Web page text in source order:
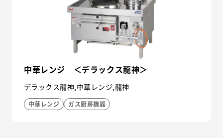
中華レンジ ＜デラックス龍神＞
デラックス龍神,中華レンジ,龍神
中華レンジ ガス厨房機器